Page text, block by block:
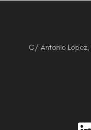
C/ Antonio López,